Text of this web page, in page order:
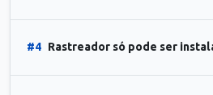
#4 Rastreador só pode ser